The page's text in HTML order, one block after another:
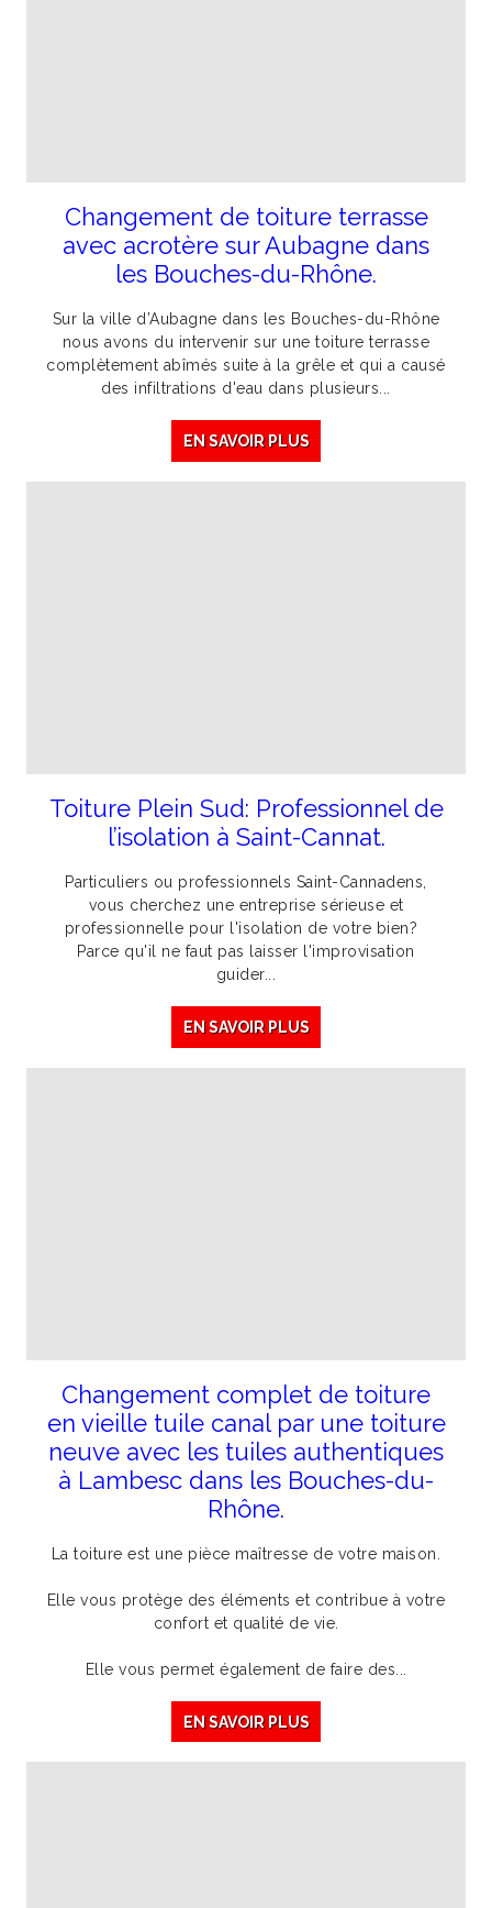
Changement de toiture terrasse
avec acrotère sur Aubagne dans
les Bouches-du-Rhône.
Sur la ville d’Aubagne dans les Bouches-du-Rhône
nous avons du intervenir sur une toiture terrasse
complètement abîmés suite à la grêle et qui a causé
des infiltrations d'eau dans plusieurs...
EN SAVOIR PLUS
Toiture Plein Sud: Professionnel de
l’isolation à Saint-Cannat.
Particuliers ou professionnels Saint-Cannadens,
vous cherchez une entreprise sérieuse et
professionnelle pour l'isolation de votre bien?
Parce qu'il ne faut pas laisser l'improvisation
guider...
EN SAVOIR PLUS
Changement complet de toiture
en vieille tuile canal par une toiture
neuve avec les tuiles authentiques
à Lambesc dans les Bouches-du-
Rhône.
La toiture est une pièce maîtresse de votre maison.
Elle vous protège des éléments et contribue à votre
confort et qualité de vie.
Elle vous permet également de faire des...
EN SAVOIR PLUS